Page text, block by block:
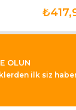
OLUN
ilk siz haber